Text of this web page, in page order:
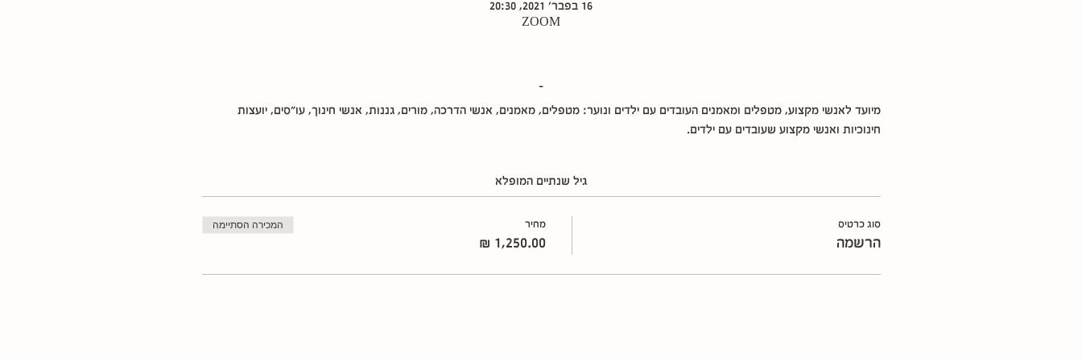
16 בפבר׳ 2021, 20:30
ZOOM
-
מיועד לאנשי מקצוע, מטפלים ומאמנים העובדים עם ילדים ונוער: מטפלים, מאמנים, אנשי הדרכה, מורים, גננות, אנשי חינוך, עו"סים, יועצות
חינוכיות ואנשי מקצוע שעובדים עם ילדים.
גיל שנתיים המופלא
סוג כרטיס
הרשמה
מחיר המכירה הסתיימה